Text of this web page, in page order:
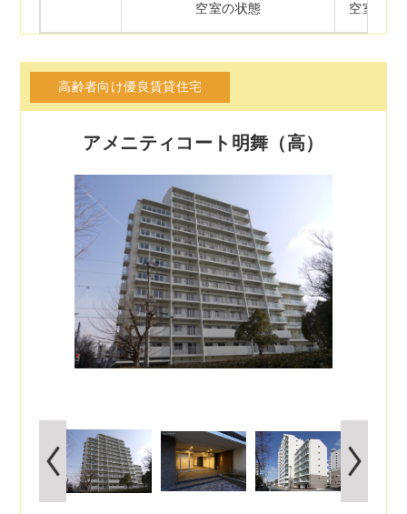
空室の状態 空室(入
高齢者向け優良賃貸住宅
アメニティコート明舞（高）